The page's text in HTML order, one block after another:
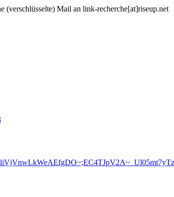
(verschlüsselte) Mail an link-recherche[at]riseup.net